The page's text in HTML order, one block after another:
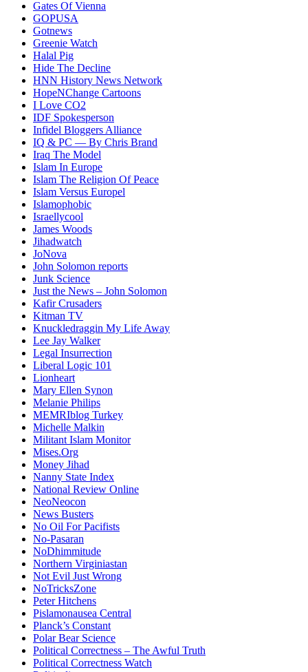
Gates Of Vienna
GOPUSA
Gotnews
Greenie Watch
Halal Pig
Hide The Decline
HNN History News Network
HopeNChange Cartoons
I Love CO2
IDF Spokesperson
Infidel Bloggers Alliance
IQ & PC — By Chris Brand
Iraq The Model
Islam In Europe
Islam The Religion Of Peace
Islam Versus Europel
Islamophobic
Israellycool
James Woods
Jihadwatch
JoNova
John Solomon reports
Junk Science
Just the News – John Solomon
Kafir Crusaders
Kitman TV
Knuckledraggin My Life Away
Lee Jay Walker
Legal Insurrection
Liberal Logic 101
Lionheart
Mary Ellen Synon
Melanie Philips
MEMRIblog Turkey
Michelle Malkin
Militant Islam Monitor
Mises.Org
Money Jihad
Nanny State Index
National Review Online
NeoNeocon
News Busters
No Oil For Pacifists
No-Pasaran
NoDhimmitude
Northern Virginiastan
Not Evil Just Wrong
NoTricksZone
Peter Hitchens
Pislamonausea Central
Planck’s Constant
Polar Bear Science
Political Correctness – The Awful Truth
Political Correctness Watch